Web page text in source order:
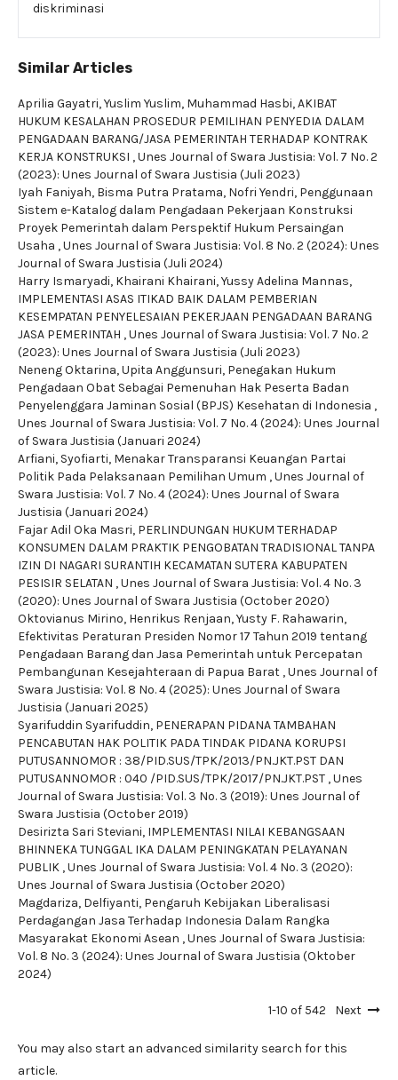
diskriminasi
Similar Articles
Aprilia Gayatri, Yuslim Yuslim, Muhammad Hasbi,AKIBAT
HUKUM KESALAHAN PROSEDUR PEMILIHAN PENYEDIA DALAM
PENGADAAN BARANG/JASA PEMERINTAH TERHADAP KONTRAK
KERJA KONSTRUKSI ,Unes Journal of Swara Justisia: Vol. 7 No. 2
(2023): Unes Journal of Swara Justisia (Juli 2023)
Iyah Faniyah, Bisma Putra Pratama, Nofri Yendri, Penggunaan
Sistem e-Katalog dalam Pengadaan Pekerjaan Konstruksi
Proyek Pemerintah dalam Perspektif Hukum Persaingan
Usaha ,Unes Journal of Swara Justisia: Vol. 8 No. 2 (2024): Unes
Journal of Swara Justisia (Juli 2024)
Harry Ismaryadi, Khairani Khairani, Yussy Adelina Mannas,
IMPLEMENTASI ASAS ITIKAD BAIK DALAM PEMBERIAN
KESEMPATAN PENYELESAIAN PEKERJAAN PENGADAAN BARANG
JASA PEMERINTAH ,Unes Journal of Swara Justisia: Vol. 7 No. 2
(2023): Unes Journal of Swara Justisia (Juli 2023)
Neneng Oktarina, Upita Anggunsuri, Penegakan Hukum
Pengadaan Obat Sebagai Pemenuhan Hak Peserta Badan
Penyelenggara Jaminan Sosial (BPJS) Kesehatan di Indonesia ,
Unes Journal of Swara Justisia: Vol. 7 No. 4 (2024): Unes Journal
of Swara Justisia (Januari 2024)
Arfiani, Syofiarti, Menakar Transparansi Keuangan Partai
Politik Pada Pelaksanaan Pemilihan Umum ,Unes Journal of
Swara Justisia: Vol. 7 No. 4 (2024): Unes Journal of Swara
Justisia (Januari 2024)
Fajar Adil Oka Masri, PERLINDUNGAN HUKUM TERHADAP
KONSUMEN DALAM PRAKTIK PENGOBATAN TRADISIONAL TANPA
IZIN DI NAGARI SURANTIH KECAMATAN SUTERA KABUPATEN
PESISIR SELATAN ,Unes Journal of Swara Justisia: Vol. 4 No. 3
(2020): Unes Journal of Swara Justisia (October 2020)
Oktovianus Mirino, Henrikus Renjaan, Yusty F. Rahawarin,
Efektivitas Peraturan Presiden Nomor 17 Tahun 2019 tentang
Pengadaan Barang dan Jasa Pemerintah untuk Percepatan
Pembangunan Kesejahteraan di Papua Barat ,Unes Journal of
Swara Justisia: Vol. 8 No. 4 (2025): Unes Journal of Swara
Justisia (Januari 2025)
Syarifuddin Syarifuddin, PENERAPAN PIDANA TAMBAHAN
PENCABUTAN HAK POLITIK PADA TINDAK PIDANA KORUPSI
PUTUSANNOMOR : 38/PID.SUS/TPK/2013/PN.JKT.PST DAN
PUTUSANNOMOR : 040 /PID.SUS/TPK/2017/PN.JKT.PST ,Unes
Journal of Swara Justisia: Vol. 3 No. 3 (2019): Unes Journal of
Swara Justisia (October 2019)
Desirizta Sari Steviani, IMPLEMENTASI NILAI KEBANGSAAN
BHINNEKA TUNGGAL IKA DALAM PENINGKATAN PELAYANAN
PUBLIK ,Unes Journal of Swara Justisia: Vol. 4 No. 3 (2020):
Unes Journal of Swara Justisia (October 2020)
Magdariza, Delfiyanti, Pengaruh Kebijakan Liberalisasi
Perdagangan Jasa Terhadap Indonesia Dalam Rangka
Masyarakat Ekonomi Asean ,Unes Journal of Swara Justisia:
Vol. 8 No. 3 (2024): Unes Journal of Swara Justisia (Oktober
2024)
1-10 of 542 Next
You may also start an advanced similarity search for this
article.